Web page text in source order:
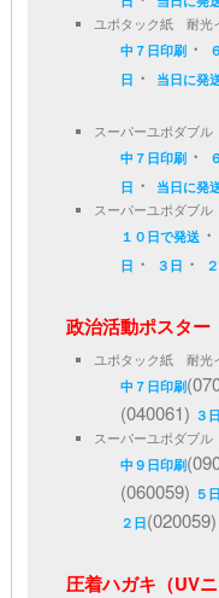
ユポタック紙 耐光
中７日印刷 ・
日 ・ 当日に発
スーパーユポダブ
中７日印刷 ・
日 ・
当日に発
スーパーユポダブ
１０日で発送 ・
日 ・ ３日 ・
政治活動ポスター
ユポタック紙 耐光
中７日印刷
(040061) ３日
スーパーユポダブ
中９日印刷
(060059) ５日
２日
圧着ハガキ（UVニ